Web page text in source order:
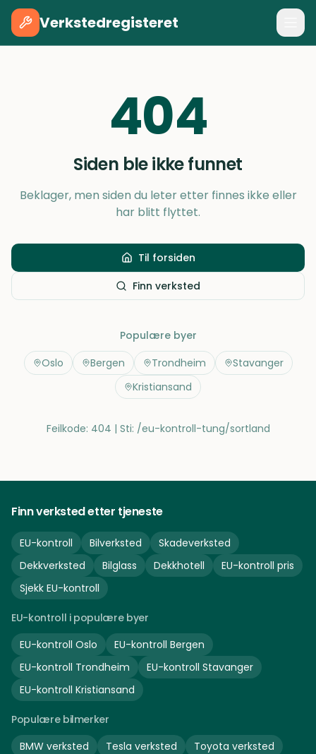
Verkstedregisteret
404
Siden ble ikke funnet
Beklager, men siden du leter etter finnes ikke eller
har blitt flyttet.
Til forsiden
Finn verksted
Populære byer
Oslo
Bergen Trondheim
Stavanger
Kristiansand
Feilkode: 404 | Sti: /eu-kontroll-tung/sortland
Finn verksted etter tjeneste
EU-kontroll Bilverksted
Skadeverksted
Dekkverksted
Bilglass Dekkhotell
EU-kontroll pris
Sjekk EU-kontroll
EU-kontroll i populære byer
EU-kontroll Oslo EU-kontroll Bergen
EU-kontroll Trondheim EU-kontroll Stavanger
EU-kontroll Kristiansand
Populære bilmerker
BMW verksted Tesla verksted Toyota verksted